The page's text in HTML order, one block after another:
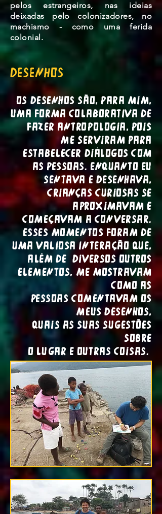
pelos estrangeiros, nas ideias
deixadas pelo colonizadores, no
machismo - como uma ferida
colonial.
DESENHOs
Os desenhos são, para mim,
uma forma colaborativa de
fazer Antropologia, pois
me serviram para
estabelecer diálogos com
as pessoas. Enquanto eu
sentava e desenhava,
crianças curiosas se
aproximavam e
começavam a conversar.
Esses momentos foram de
uma valiosa interação que,
além de diversos outros
elementos, me mostravam
como as
pessoas comentavam os
meus desenhos,
quais as suas sugestões
sobre
o lugar e outras coisas.